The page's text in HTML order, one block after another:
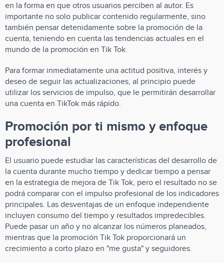
en la forma en que otros usuarios perciben al autor. Es
importante no solo publicar contenido regularmente, sino
también pensar detenidamente sobre la promoción de la
cuenta, teniendo en cuenta las tendencias actuales en el
mundo de la promoción en Tik Tok.
Para formar inmediatamente una actitud positiva, interés y
deseo de seguir las actualizaciones, al principio puede
utilizar los servicios de impulso, que le permitirán desarrollar
una cuenta en TikTok más rápido.
Promoción por ti mismo y enfoque
profesional
El usuario puede estudiar las características del desarrollo de
la cuenta durante mucho tiempo y dedicar tiempo a pensar
en la estrategia de mejora de Tik Tok, pero el resultado no se
podrá comparar con el impulso profesional de los indicadores
principales. Las desventajas de un enfoque independiente
incluyen consumo del tiempo y resultados impredecibles.
Puede pasar un año y no alcanzar los números planeados,
mientras que la promoción Tik Tok proporcionará un
crecimiento a corto plazo en "me gusta" y seguidores.